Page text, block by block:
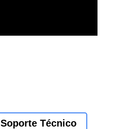
Soporte Técnico